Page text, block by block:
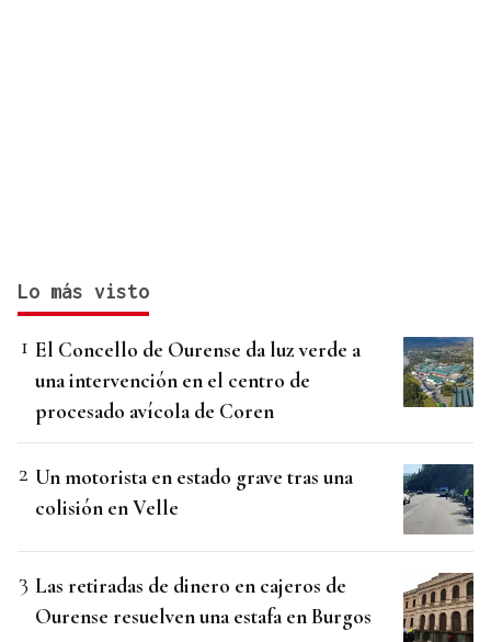
Lo más visto
El Concello de Ourense da luz verde a
una intervención en el centro de
procesado avícola de Coren
Un motorista en estado grave tras una
colisión en Velle
Las retiradas de dinero en cajeros de
Ourense resuelven una estafa en Burgos